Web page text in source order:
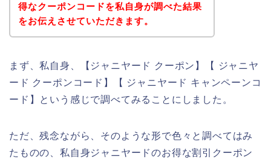
得なクーポンコードを私自身が調べた結果
をお伝えさせていただきます。
まず、私自身、【ジャニヤード クーポン】【 ジャニヤ
ード クーポンコード】【 ジャニヤード キャンペーンコ
ード】という感じで調べてみることにしました。
ただ、残念ながら、そのような形で色々と調べてはみ
たものの、私自身ジャニヤードのお得な割引クーポン